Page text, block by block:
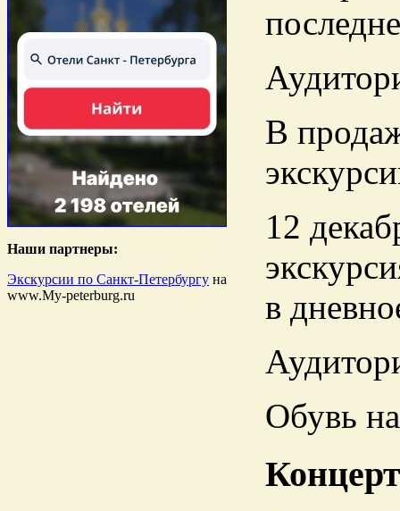
Наши партнеры:
Экскурсии по Санкт-Петербургу на
www.My-peterburg.ru
В
12
в
Обувь